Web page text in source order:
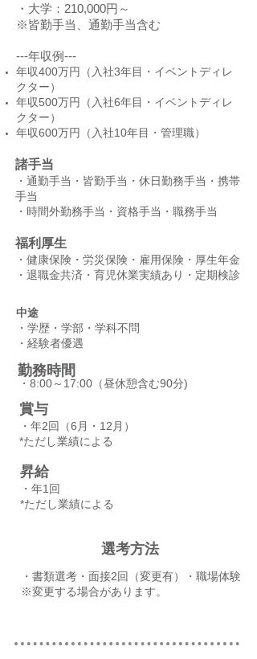
・大学：210,000円～
※皆勤手当、通勤手当含む​
---年収例---
年収400万円（入社3年目・イベントディレ
クター）
年収500万円（入社6年目・イベントディレ
クター）
年収600万円（入社10年目・管理職）
​諸手当
​・通勤手当・皆勤手当・休日勤務手当・携帯
手当
・時間外勤務手当・資格手当・職務手当
​福利厚生
​・健康保険・労災保険・雇用保険・厚生年金
・退職金共済・ 育児休業実績あり・定期検診
中途
・学歴・学部・学科不問
​・経験者優遇
​勤務時間
​・8:00～17:00（昼休憩含む90分)
​賞与
​・年2回（6月・12月）
*ただし業績による
​昇給
​・年1回
*ただし業績による
​選考方法
​・書類選考・面接2回（変更有）・職場体験
※変更する場合があります。